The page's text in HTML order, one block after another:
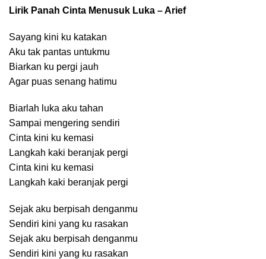
Lirik Panah Cinta Menusuk Luka – Arief
Sayang kini ku katakan
Aku tak pantas untukmu
Biarkan ku pergi jauh
Agar puas senang hatimu
Biarlah luka aku tahan
Sampai mengering sendiri
Cinta kini ku kemasi
Langkah kaki beranjak pergi
Cinta kini ku kemasi
Langkah kaki beranjak pergi
Sejak aku berpisah denganmu
Sendiri kini yang ku rasakan
Sejak aku berpisah denganmu
Sendiri kini yang ku rasakan